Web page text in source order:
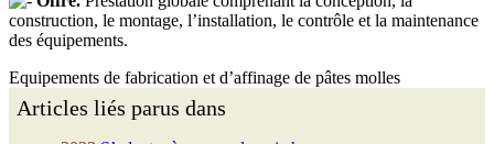
construction, le montage, l’installation, le contrôle et la maintenance
des équipements.
Equipements de fabrication et d’affinage de pâtes molles
Articles liés parus dans